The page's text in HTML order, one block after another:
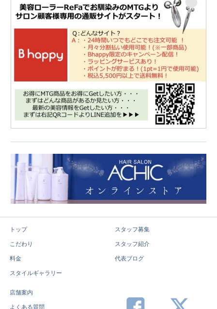
トップ
こだわり
料金
スタイルギャラリー
スタッフ募集
スタッフ紹介
代表ブログ
店舗案内
よくある質問